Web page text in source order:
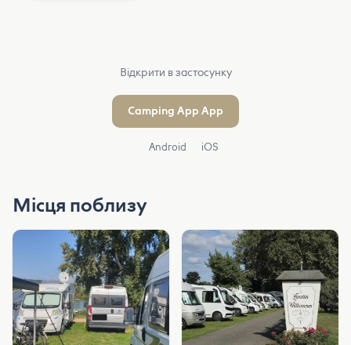
Відкрити в застосунку
Camping App App
Android iOS
Місця поблизу